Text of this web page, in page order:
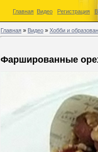
Главная Видео Регистрация
Главная»Видео»Хобби и
Фаршированные